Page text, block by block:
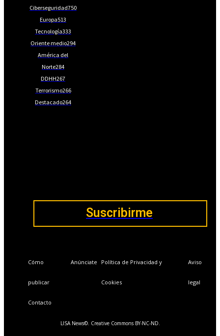
Ciberseguridad750
Europa513
Tecnología333
Oriente medio294
América del
Norte284
DDHH267
Terrorismo266
Destacado264
Suscribirme
Cómo
publicar
Anúnciate Política de Privacidad y
Cookies
Aviso
legal
Contacto
LISA News©. Creative Commons BY-NC-ND.